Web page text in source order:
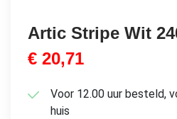
Artic Stripe Wit
€ 20,71
Voor 12.00 uur besteld,
huis